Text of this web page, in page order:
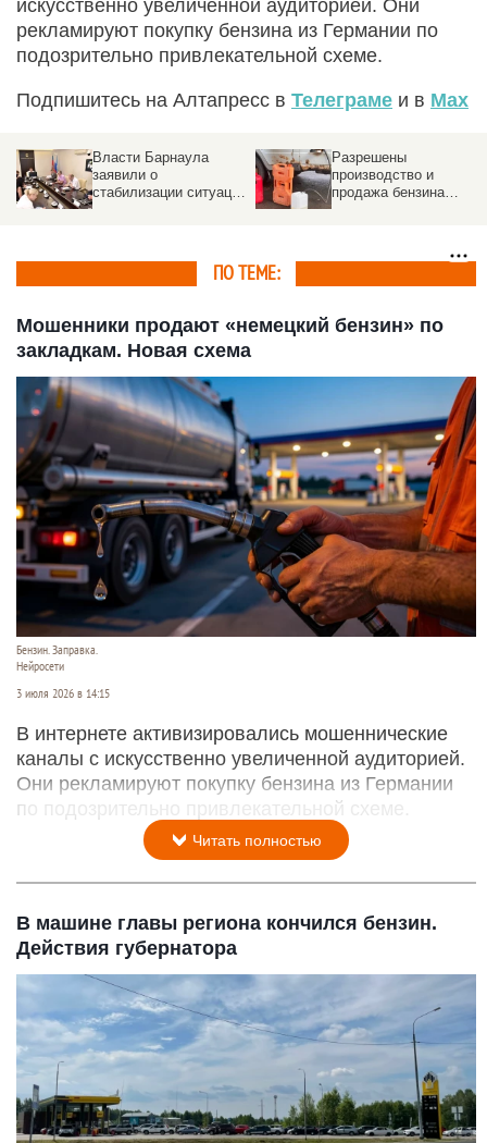
искусственно увеличенной аудиторией. Они
рекламируют покупку бензина из Германии по
подозрительно привлекательной схеме.
Подпишитесь на Алтапресс в Телеграме и в Max
Власти Барнаула
заявили о
стабилизации ситуации
Разрешены
производство и
продажа бензина
ПО ТЕМЕ:
Мошенники продают «немецкий бензин» по
закладкам. Новая схема
Бензин. Заправка.
Нейросети
3 июля 2026 в 14:15
В интернете активизировались мошеннические
каналы с искусственно увеличенной аудиторией.
Они рекламируют покупку бензина из Германии
по подозрительно привлекательной схеме.
Читать полностью
В машине главы региона кончился бензин.
Действия губернатора